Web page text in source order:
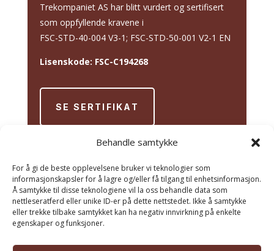
Behandle samtykke
For å gi de beste opplevelsene bruker vi teknologier som
informasjonskapsler for å lagre og/eller få tilgang til enhetsinformasjon.
Å samtykke til disse teknologiene vil la oss behandle data som
nettleseratferd eller unike ID-er på dette nettstedet. Ikke å samtykke
eller trekke tilbake samtykket kan ha negativ innvirkning på enkelte
egenskaper og funksjoner.
Trekompaniet AS har blitt vurdert og sertifisert
som oppfyllende kravene i
FSC-STD-40-004 V3-1; FSC-STD-50-001 V2-1 EN
Lisenskode: FSC-C194268
SE SERTIFIKAT